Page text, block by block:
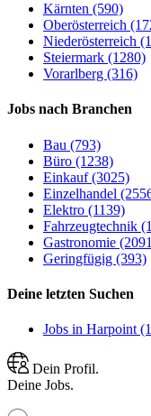
Kärnten (590)
Oberösterreich
Niederösterreich
Steiermark (1280)
Vorarlberg (316)
Jobs nach Branchen
Bau (793)
Büro (1238)
Einkauf (3025)
Einzelhandel
Elektro (1139)
Fahrzeugtechnik
Gastronomie
Geringfügig (393)
Deine letzten Suchen
Jobs in Harpoint
Dein Profil.
Deine Jobs.